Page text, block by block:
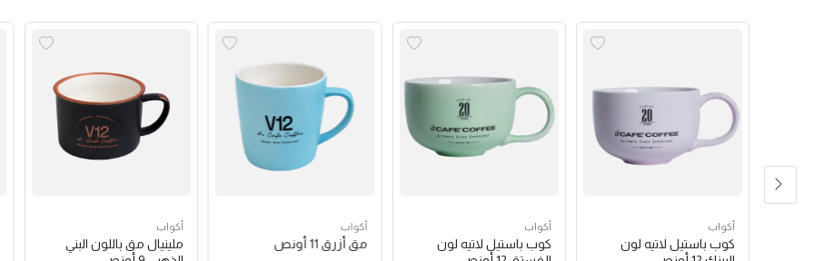
أكواب
كوب باستيل لاتيه لون
أكواب
كوب باستيل لاتيه لون
أكواب
مق أزرق 11 أونص
أكواب
ملينيال مق باللون البني